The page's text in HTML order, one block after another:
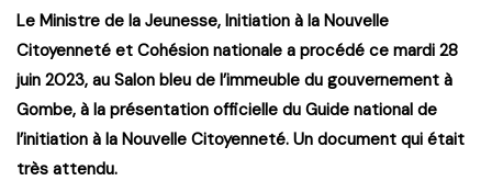
Le Ministre de la Jeunesse, Initiation à la Nouvelle
Citoyenneté et Cohésion nationale a procédé ce mardi 28
juin 2023, au Salon bleu de l’immeuble du gouvernement à
Gombe, à la présentation officielle du Guide national de
l’initiation à la Nouvelle Citoyenneté. Un document qui était
très attendu.